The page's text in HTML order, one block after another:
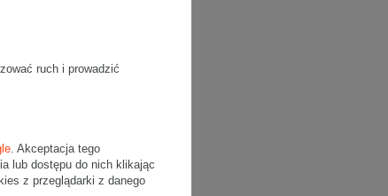
ruch i prowadzić
. Akceptacja tego
lub dostępu do nich klikając
z przeglądarki z danego